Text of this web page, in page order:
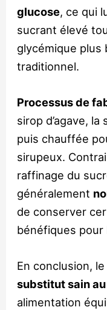
glucose, ce qui
sucrant élevé
glycémique plus
traditionnel.
Processus de
sirop d’agave,
puis chauffée
sirupeux.
raffinage du
généralement
de conserver
bénéfiques pour
En conclusion,
substitut sain
alimentation